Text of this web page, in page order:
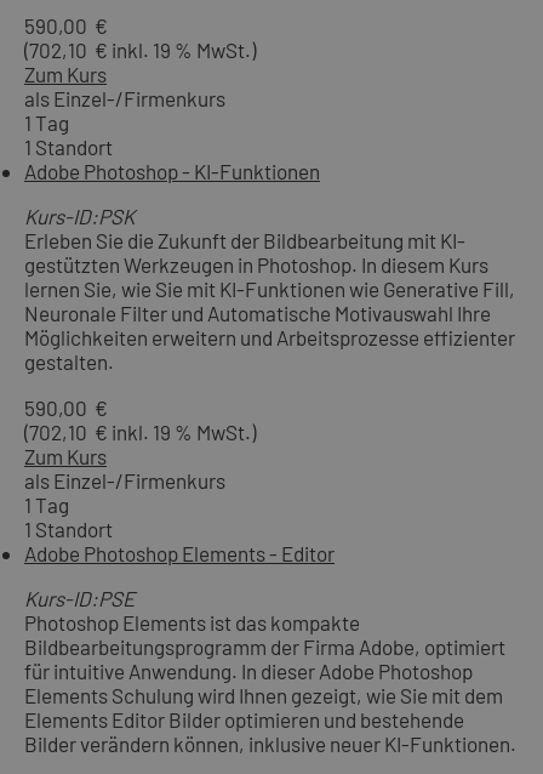
590,00 €
(702,10 € inkl. 19 % MwSt.)
Zum Kurs
als Einzel-/Firmenkurs
1 Tag
1 Standort
Adobe Photoshop - KI-Funktionen
Kurs-ID:PSK
Erleben Sie die Zukunft der Bildbearbeitung mit KI-
gestützten Werkzeugen in Photoshop. In diesem Kurs
lernen Sie, wie Sie mit KI-Funktionen wie Generative Fill,
Neuronale Filter und Automatische Motivauswahl Ihre
Möglichkeiten erweitern und Arbeitsprozesse effizienter
gestalten.
590,00 €
(702,10 € inkl. 19 % MwSt.)
Zum Kurs
als Einzel-/Firmenkurs
1 Tag
1 Standort
Adobe Photoshop Elements - Editor
Kurs-ID:PSE
Photoshop Elements ist das kompakte
Bildbearbeitungsprogramm der Firma Adobe, optimiert
für intuitive Anwendung. In dieser Adobe Photoshop
Elements Schulung wird Ihnen gezeigt, wie Sie mit dem
Elements Editor Bilder optimieren und bestehende
Bilder verändern können, inklusive neuer KI-Funktionen.